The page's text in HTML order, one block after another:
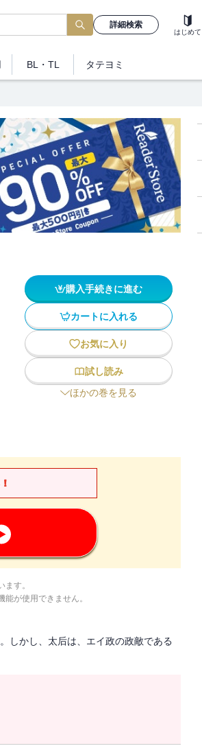
詳細検索
はじめて
BL・TL タテヨミ
購入手続きに進む
カートに入れる
お気に入り
試し読み
ほかの巻を見る
す。
が使用できません。
しかし、太后は、エイ政の政敵である